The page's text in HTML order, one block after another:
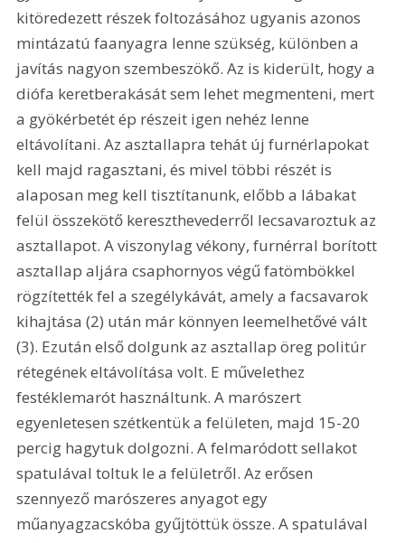
kitöredezett részek foltozásához ugyanis azonos
mintázatú faanyagra lenne szükség, különben a
javítás nagyon szembeszökő. Az is kiderült, hogy a
diófa keretberakását sem lehet megmenteni, mert
a gyökérbetét ép részeit igen nehéz lenne
eltávolítani. Az asztallapra tehát új furnérlapokat
kell majd ragasztani, és mivel többi részét is
alaposan meg kell tisztítanunk, előbb a lábakat
felül összekötő kereszthevederről lecsavaroztuk az
asztallapot. A viszonylag vékony, furnérral borított
asztallap aljára csaphornyos végű fatömbökkel
rögzítették fel a szegélykávát, amely a facsavarok
kihajtása (2) után már könnyen leemelhetővé vált
(3). Ezután első dolgunk az asztallap öreg politúr
rétegének eltávolítása volt. E művelethez
festéklemarót használtunk. A marószert
egyenletesen szétkentük a felületen, majd 15-20
percig hagytuk dolgozni. A felmaródott sellakot
spatulával toltuk le a felületről. Az erősen
szennyező marószeres anyagot egy
műanyagzacskóba gyűjtöttük össze. A spatulával